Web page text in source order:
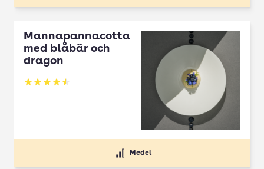
Mannapannacotta
med blåbär och
dragon
Betyg: 4.5 av 5
Medel